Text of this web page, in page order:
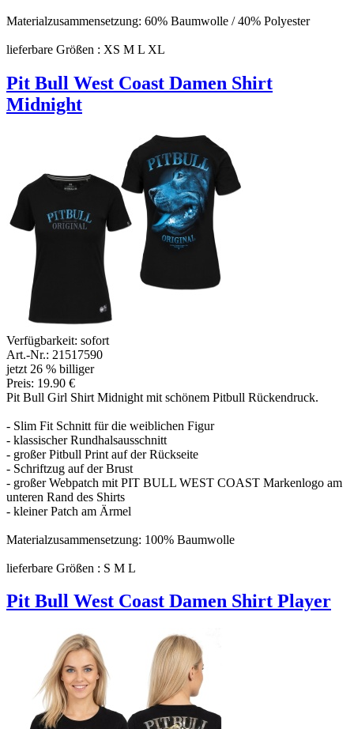
Materialzusammensetzung: 60% Baumwolle / 40% Polyester
lieferbare Größen : XS M L XL
Pit Bull West Coast Damen Shirt
Midnight
Verfügbarkeit: sofort
Art.-Nr.: 21517590
jetzt 26 % billiger
Preis: 19.90 €
Pit Bull Girl Shirt Midnight mit schönem Pitbull Rückendruck.
- Slim Fit Schnitt für die weiblichen Figur
- klassischer Rundhalsausschnitt
- großer Pitbull Print auf der Rückseite
- Schriftzug auf der Brust
- großer Webpatch mit PIT BULL WEST COAST Markenlogo am
unteren Rand des Shirts
- kleiner Patch am Ärmel
Materialzusammensetzung: 100% Baumwolle
lieferbare Größen : S M L
Pit Bull West Coast Damen Shirt Player